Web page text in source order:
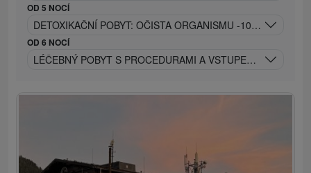
OD 5 NOCÍ
DETOXIKAČNÍ POBYT: OČISTA ORGANISMU -10
OD 6 NOCÍ
LÉČEBNÝ POBYT S PROCEDURAMI A VSTUPEM DO